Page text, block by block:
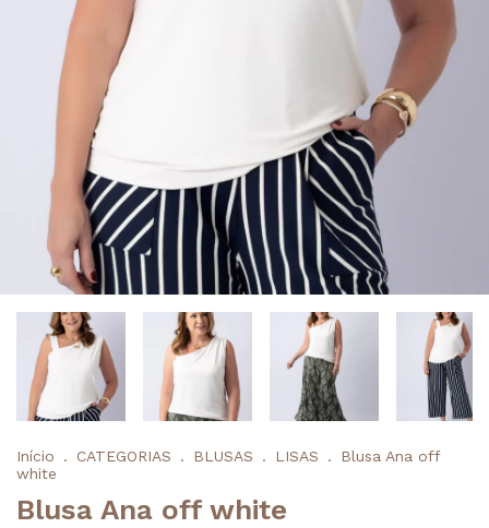
Início . CATEGORIAS . BLUSAS . LISAS .
Blusa Ana off
white
Blusa Ana off white